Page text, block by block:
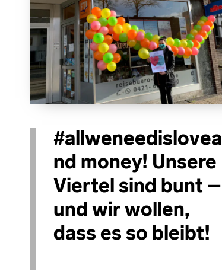
#allweneedislovea
nd money! Unsere
Viertel sind bunt –
und wir wollen,
dass es so bleibt!